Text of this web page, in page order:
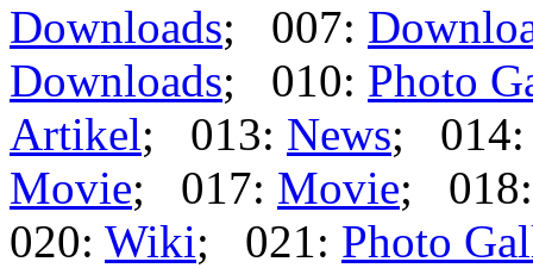
Downloads; 007:
Downloads; 010: Photo
Artikel; 013: News;
Movie; 017: Movie;
020: Wiki; 021: Photo